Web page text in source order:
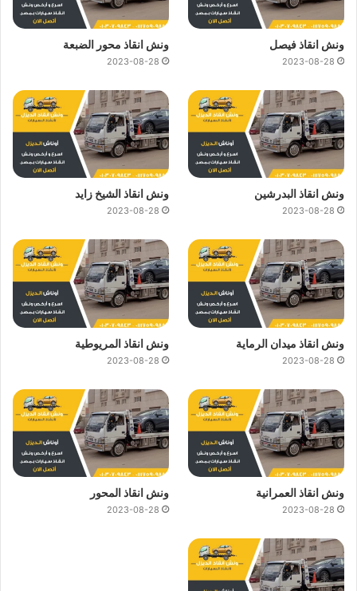
ونش انقاذ فيصل
2023-08-28
ونش انقاذ محور الضبعة
2023-08-28
ونش انقاذ البدرشين
2023-08-28
ونش انقاذ الشيخ زايد
2023-08-28
ونش انقاذ ميدان الرماية
2023-08-28
ونش انقاذ المريوطية
2023-08-28
ونش انقاذ العمرانية
2023-08-28
ونش انقاذ المحور
2023-08-28